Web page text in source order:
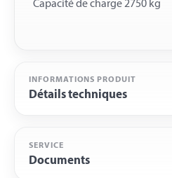
INFORMATIONS PRODUIT
Détails techniques
SERVICE
Documents